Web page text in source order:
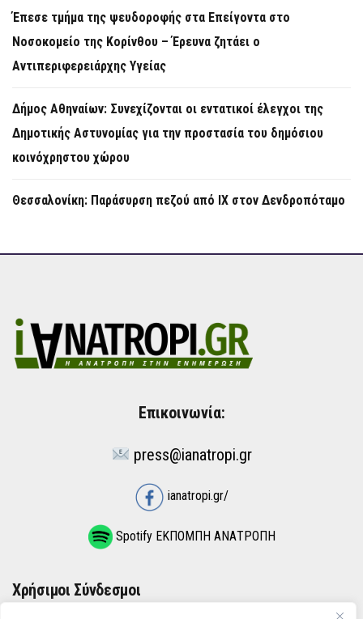
Έπεσε τμήμα της ψευδοροφής στα Επείγοντα στο
Νοσοκομείο της Κορίνθου – Έρευνα ζητάει ο
Αντιπεριφερειάρχης Υγείας
Δήμος Αθηναίων: Συνεχίζονται οι εντατικοί έλεγχοι της
Δημοτικής Αστυνομίας για την προστασία του δημόσιου
κοινόχρηστου χώρου
Θεσσαλονίκη: Παράσυρση πεζού από ΙΧ στον Δενδροπόταμο
Επικοινωνία:
press@ianatropi.gr
ianatropi.gr/
Spotify ΕΚΠΟΜΠΗ ΑΝΑΤΡΟΠΗ
Χρήσιμοι Σύνδεσμοι